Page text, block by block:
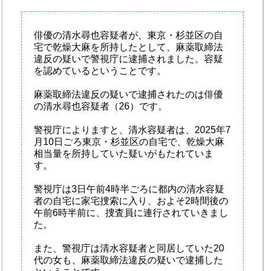
俳優の清水尋也容疑者が、東京・杉並区の自
宅で乾燥大麻を所持したとして、麻薬取締法
違反の疑いで警視庁に逮捕されました。容疑
を認めているということです。
麻薬取締法違反の疑いで逮捕されたのは俳優
の清水尋也容疑者（26）です。
警視庁によりますと、清水容疑者は、2025年7
月10日ごろ東京・杉並区の自宅で、乾燥大麻
相当量を所持していた疑いがもたれていま
す。
警視庁は3日午前4時半ごろに都内の清水容疑
者の自宅に家宅捜索に入り、およそ2時間後の
午前6時半前に、捜査員に連行されていきまし
た。
また、警視庁は清水容疑者と同居していた20
代の女も、麻薬取締法違反の疑いで逮捕した